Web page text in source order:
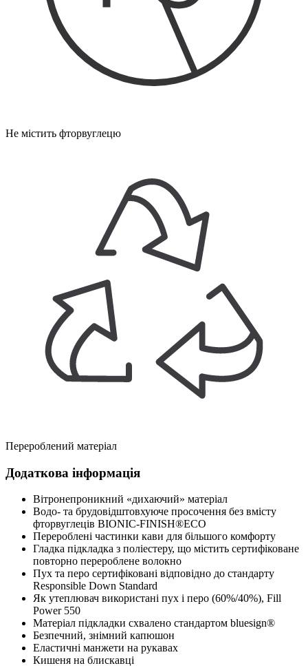
Не містить фторвуглецю
Перероблений матеріал
Додаткова інформація
Вітронепроникний «дихаючий» матеріал
Водо- та брудовідштовхуюче просочення без вмісту
фторвуглеців BIONIC-FINISH®ECO
Перероблені частинки кави для більшого комфорту
Гладка підкладка з поліестеру, що містить сертифіковане
повторно перероблене волокно
Пух та перо сертифіковані відповідно до стандарту
Responsible Down Standard
Як утеплювач використані пух і перо (60%/40%), Fill
Power 550
Матеріал підкладки схвалено стандартом bluesign®
Безпечний, знімний капюшон
Еластичні манжети на рукавах
Кишеня на блискавці